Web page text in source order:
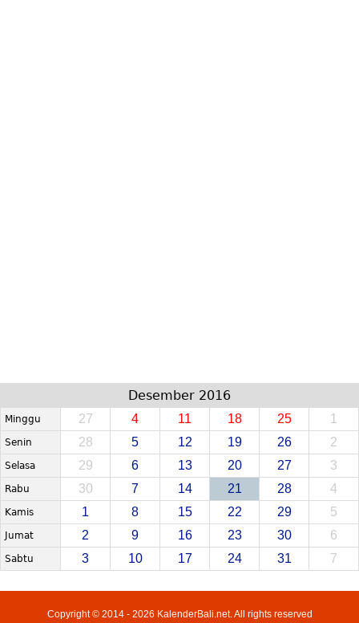
Desember 2016
Minggu 27 4 11 18 25 1
Senin 28 5 12 19 26 2
Selasa 29 6 13 20 27 3
Rabu 30 7 14 21 28 4
Kamis 1 8 15 22 29 5
Jumat 2 9 16 23 30 6
Sabtu 3 10 17 24 31 7
Copyright © 2014 - 2026 KalenderBali.net. All rights reserved